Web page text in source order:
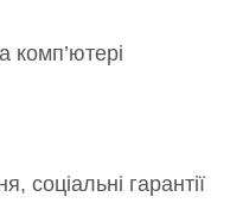
комп’ютері
соціальні гарантії